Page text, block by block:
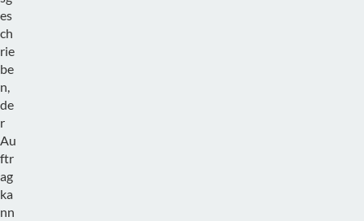
es
ch
rie
be
n,
de
r
Au
ftr
ag
ka
nn